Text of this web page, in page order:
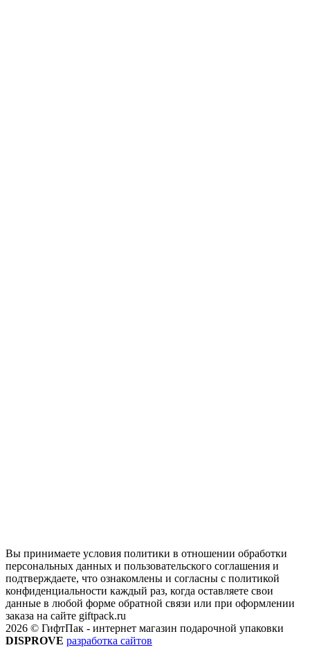
Вы принимаете условия политики в отношении обработки
персональных данных и пользовательского соглашения и
подтверждаете, что ознакомлены и согласны с политикой
конфиденциальности каждый раз, когда оставляете свои
данные в любой форме обратной связи или при оформлении
заказа на сайте giftpack.ru
2026 © ГифтПак - интернет магазин подарочной упаковки
DISPROVE разработка сайтов